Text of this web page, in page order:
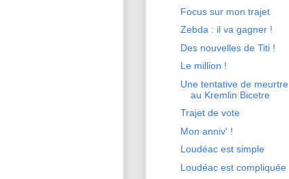
Focus sur mon trajet
Zebda : il va gagner !
Des nouvelles de Titi !
Le million !
Une tentative de meurtre
au Kremlin Bicetre
Trajet de vote
Mon anniv' !
Loudéac est simple
Loudéac est compliquée